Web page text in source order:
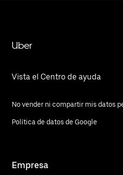
Uber
Vista el Centro de ayuda
No vender ni compartir mis datos
Política de datos de Google
Empresa